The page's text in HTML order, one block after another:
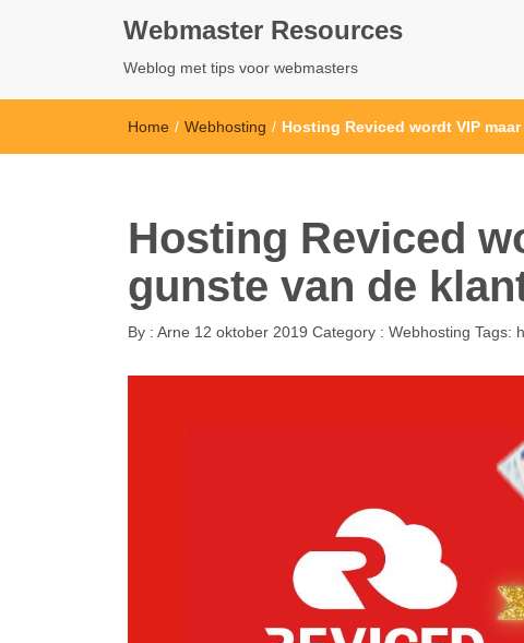
Webmaster Resources
Weblog met tips voor webmasters
Home / Webhosting / Hosting Reviced wordt VIP
Hosting Reviced
gunste van de
By : Arne 12 oktober 2019 Category : Webhosting Tags: